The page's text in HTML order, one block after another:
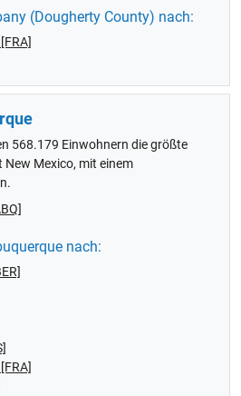
(Dougherty County) nach:
568.179 Einwohnern die größte
Mexico, mit einem
nach: